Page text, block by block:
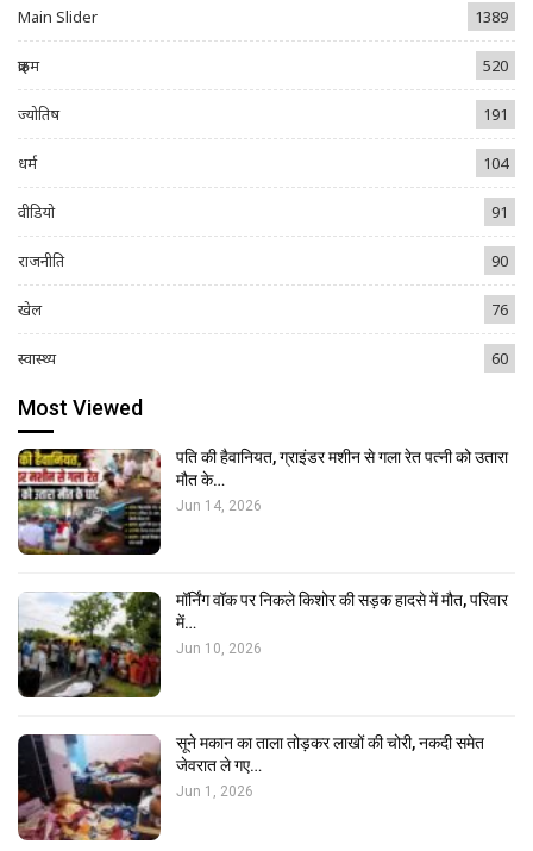
Main Slider 1389
क्राइम 520
ज्योतिष 191
धर्म 104
वीडियो 91
राजनीति 90
खेल 76
स्वास्थ्य 60
Most Viewed
पति की हैवानियत, ग्राइंडर मशीन से गला रेत पत्नी को उतारा
मौत के…
Jun 14, 2026
मॉर्निंग वॉक पर निकले किशोर की सड़क हादसे में मौत, परिवार
में…
Jun 10, 2026
सूने मकान का ताला तोड़कर लाखों की चोरी, नकदी समेत
जेवरात ले गए…
Jun 1, 2026